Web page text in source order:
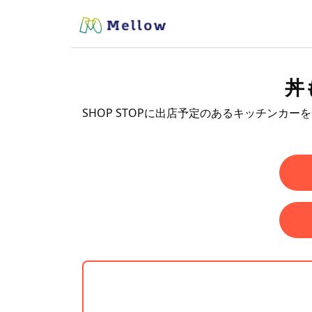
丼
SHOP STOPに出店予定のあるキッチンカー